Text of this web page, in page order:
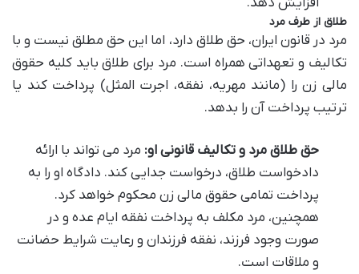
طلاق از طرف مرد
مرد در قانون ایران، حق طلاق دارد، اما این حق مطلق نیست و با
تکالیف و تعهداتی همراه است. مرد برای طلاق باید کلیه حقوق
مالی زن را (مانند مهریه، نفقه، اجرت المثل) پرداخت کند یا
ترتیب پرداخت آن را بدهد.
حق طلاق مرد و تکالیف قانونی او: مرد می تواند با ارائه
دادخواست طلاق، درخواست جدایی کند. دادگاه او را به
پرداخت تمامی حقوق مالی زن محکوم خواهد کرد.
همچنین، مرد مکلف به پرداخت نفقه ایام عده و در
صورت وجود فرزند، نفقه فرزندان و رعایت شرایط حضانت
و ملاقات است.